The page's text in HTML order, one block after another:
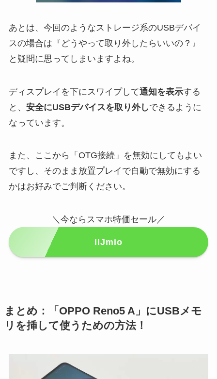
あとは、今回のようなストレージ系のUSBデバイ
スの場合は『どうやって取り外したらいいの？』
と疑問に思ってしまいますよね。
ディスプレイを下にスワイプして通知を表示する
と、 安全にUSBデバイスを取り外しできるように
なっています。
また、ここから「OTG接続」を無効にしてもよい
ですし、そのまま放置プレイで自動で無効にする
かはお好みでご判断ください。
＼今ならスマホ特価セール／
IIJmio
まとめ：「OPPO Reno5 A」にUSBメモ
リを挿して使うための方法！